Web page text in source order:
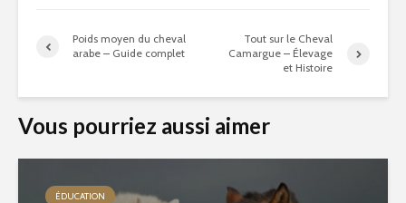
Poids moyen du cheval
arabe – Guide complet
Tout sur le Cheval
Camargue – Élevage
et Histoire
Vous pourriez aussi aimer
ÉDUCATION